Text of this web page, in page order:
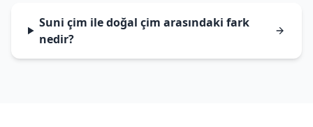
Suni çim ile doğal çim arasındaki fark
nedir?